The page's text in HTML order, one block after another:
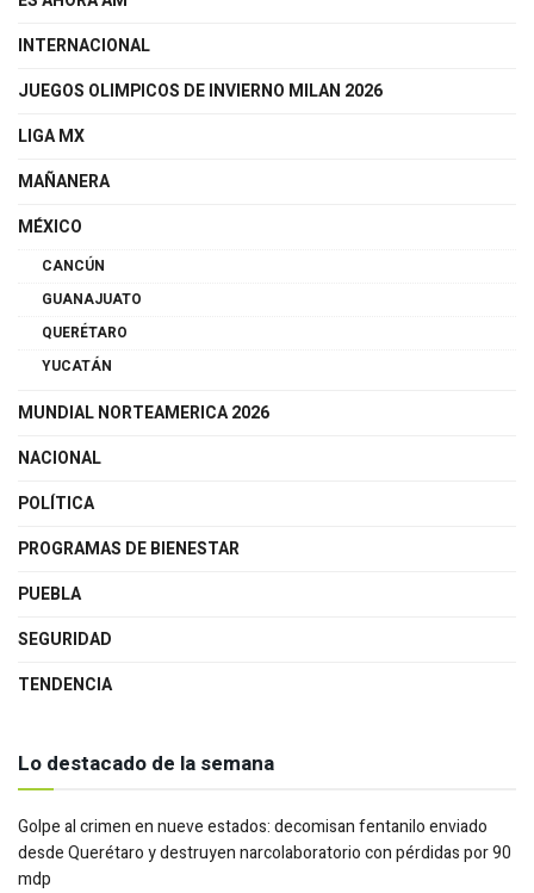
INTERNACIONAL
JUEGOS OLIMPICOS DE INVIERNO MILAN 2026
LIGA MX
MAÑANERA
MÉXICO
CANCÚN
GUANAJUATO
QUERÉTARO
YUCATÁN
MUNDIAL NORTEAMERICA 2026
NACIONAL
POLÍTICA
PROGRAMAS DE BIENESTAR
PUEBLA
SEGURIDAD
TENDENCIA
Lo destacado de la semana
Golpe al crimen en nueve estados: decomisan fentanilo enviado
desde Querétaro y destruyen narcolaboratorio con pérdidas por 90
mdp